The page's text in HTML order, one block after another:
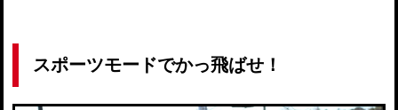
スポーツモードでかっ飛ばせ！